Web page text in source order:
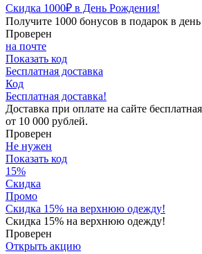
Скидка 1000₽ в День Рождения!
Получите 1000 бонусов в подарок в
Проверен
на почте
Показать код
Бесплатная доставка
Код
Бесплатная доставка!
Доставка при оплате на сайте
от 10 000 рублей.
Проверен
Не нужен
Показать код
15%
Скидка
Промо
Скидка 15% на верхнюю одежду!
Скидка 15% на верхнюю одежду!
Проверен
Открыть акцию